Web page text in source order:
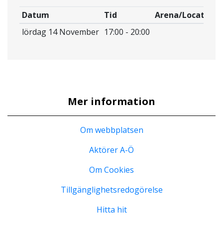
Datum Tid
Arena/Location
lördag 14 November 17:00 - 20:00
Mer information
Om webbplatsen
Aktörer A-Ö
Om Cookies
Tillgänglighetsredogörelse
Hitta hit